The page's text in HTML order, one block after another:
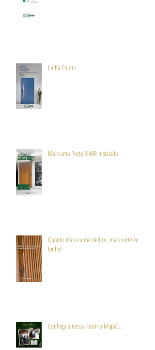
Linha Colors
Mais uma Porta BIVAR Instalada
Quanto mais eu me dedico, mais sorte eu
tenho!
Conheça a nossa História Mapaf...